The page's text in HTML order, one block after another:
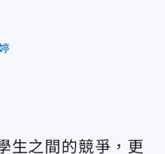
生之間的競爭，更